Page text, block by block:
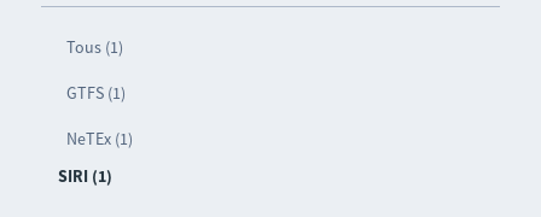
Tous (1)
GTFS (1)
NeTEx (1)
SIRI (1)